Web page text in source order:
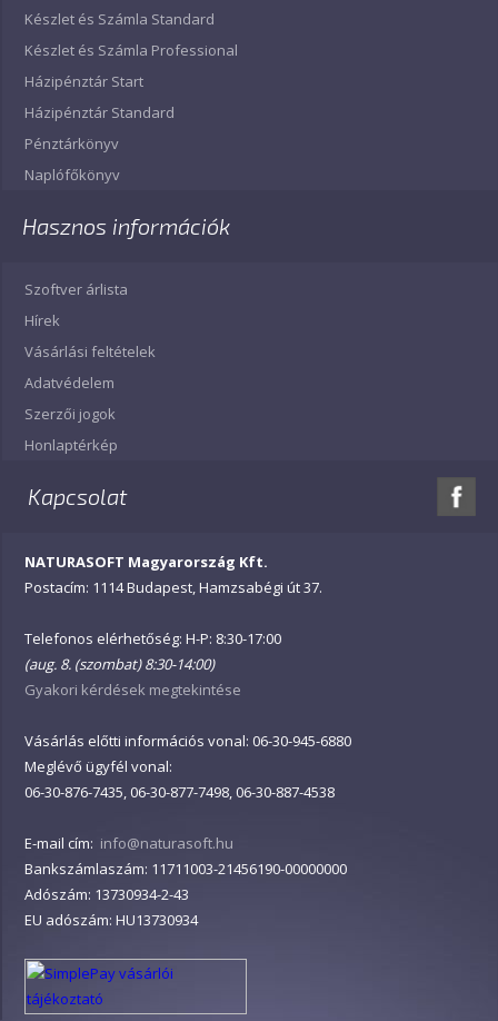
Készlet és Számla Standard
Készlet és Számla Professional
Házipénztár Start
Házipénztár Standard
Pénztárkönyv
Naplófőkönyv
Hasznos információk
Szoftver árlista
Hírek
Vásárlási feltételek
Adatvédelem
Szerzői jogok
Honlaptérkép
Kapcsolat
NATURASOFT Magyarország Kft.
Postacím: 1114 Budapest, Hamzsabégi út 37.
Telefonos elérhetőség: H-P: 8:30-17:00
(aug. 8. (szombat) 8:30-14:00)
Gyakori kérdések megtekintése
Vásárlás előtti információs vonal: 06-30-945-6880
Meglévő ügyfél vonal:
06-30-876-7435, 06-30-877-7498, 06-30-887-4538
E-mail cím: info@naturasoft.hu
Bankszámlaszám: 11711003-21456190-00000000
Adószám: 13730934-2-43
EU adószám: HU13730934